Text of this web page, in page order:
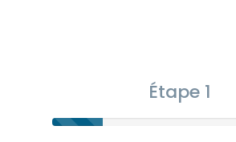
Étape 1